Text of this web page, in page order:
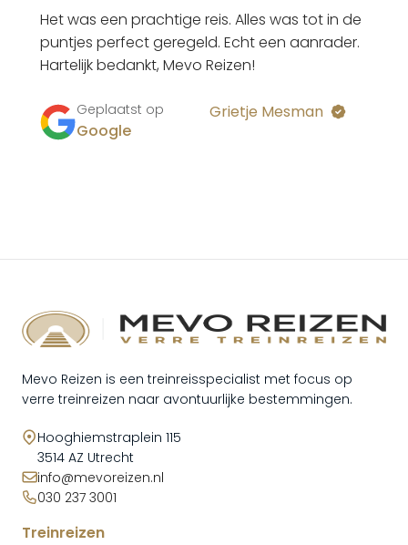
Het was een prachtige reis. Alles was tot in de
puntjes perfect geregeld. Echt een aanrader.
Hartelijk bedankt, Mevo Reizen!
Geplaatst op
Google
Grietje Mesman
Mevo Reizen is een treinreisspecialist met focus op
verre treinreizen naar avontuurlijke bestemmingen.
Hooghiemstraplein 115
3514 AZ Utrecht
info@mevoreizen.nl
030 237 3001
Treinreizen